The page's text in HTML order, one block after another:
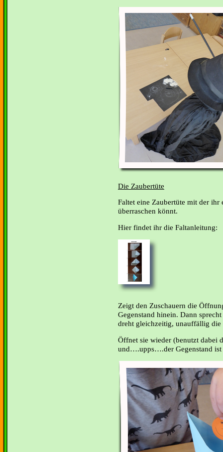
Die Zaubertüte
Faltet eine Zaubertüte mit der ihr
überraschen könnt.
Hier findet ihr die Faltanleitung:
Zeigt den Zuschauern die
Gegenstand hinein. Dann
dreht gleichzeitig, unauffällig die
Öffnet sie wieder (benutzt dabei
und….upps….der Gegenstand ist